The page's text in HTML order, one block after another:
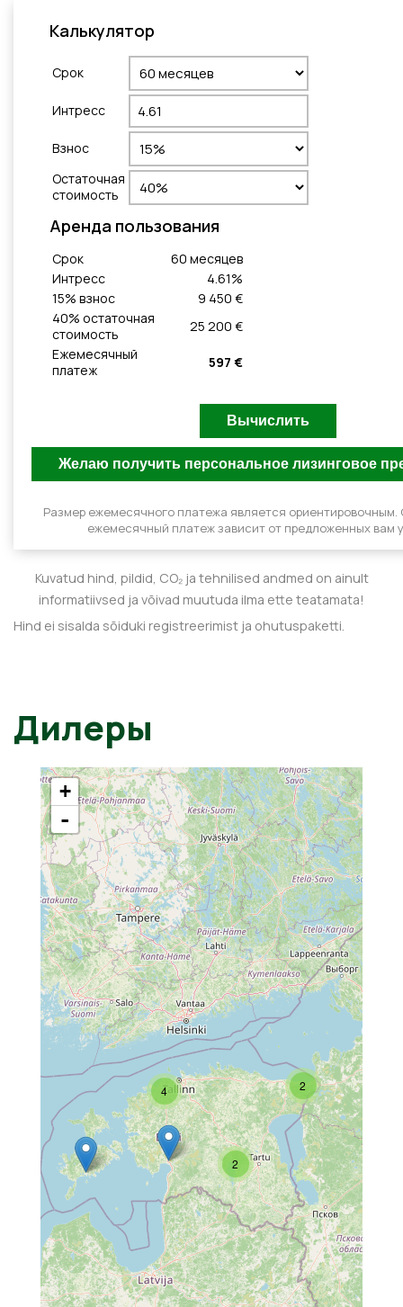
Калькулятор
Cрок
Интресс
Взнос
Остаточная
стоимость
Aренда пользования
Cрок 60 месяцeв
Интресс
4.61%
15% взнос
9 450 €
40% остаточная
стоимость
25 200 €
Ежемесячный
платеж
597 €
Размер ежемесячного платежа является
ежемесячный платеж зависит от предложенных вам
Kuvatud hind, pildid, CO₂ ja tehnilised andmed on ainult
informatiivsed ja võivad muutuda ilma ette teatamata!
Hind ei sisalda sõiduki registreerimist ja ohutuspaketti.
Дилеры
2
2
4
+
-